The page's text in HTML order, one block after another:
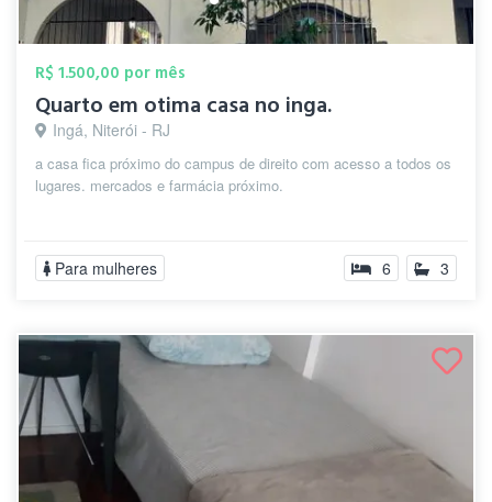
R$ 1.500,00 por mês
Quarto em otima casa no inga.
Ingá, Niterói - RJ
a casa fica próximo do campus de direito com acesso a todos os
lugares. mercados e farmácia próximo.
Para mulheres 6 3